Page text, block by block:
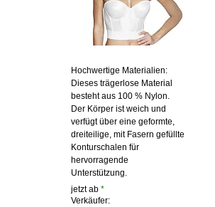
Hochwertige Materialien:
Dieses trägerlose Material
besteht aus 100 % Nylon.
Der Körper ist weich und
verfügt über eine geformte,
dreiteilige, mit Fasern gefüllte
Konturschalen für
hervorragende
Unterstützung.
jetzt ab *
Verkäufer: